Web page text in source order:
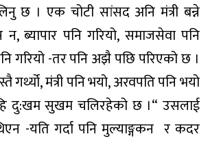
छ । एक चोटी सांसद अनि मंत्री बन्ने
न, ब्यापार पनि गरियो, समाजसेवा पनि
गरियो -तर पनि अझै पछि परिएको छ ।
गर्थ्यो, मंत्री पनि भयो, अरवपति पनि भयो
दु:खम सुखम चलिरहेको छ ।“ उसलाई
-यति गर्दा पनि मुल्याङ्गकन र कदर